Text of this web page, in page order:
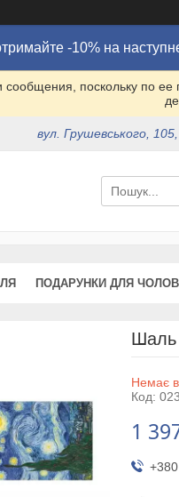
-10% на
поскольку по
вул. Грушевського,
ПОДАРУНКИ ДЛЯ
Шаль
Немає в
Код:
1